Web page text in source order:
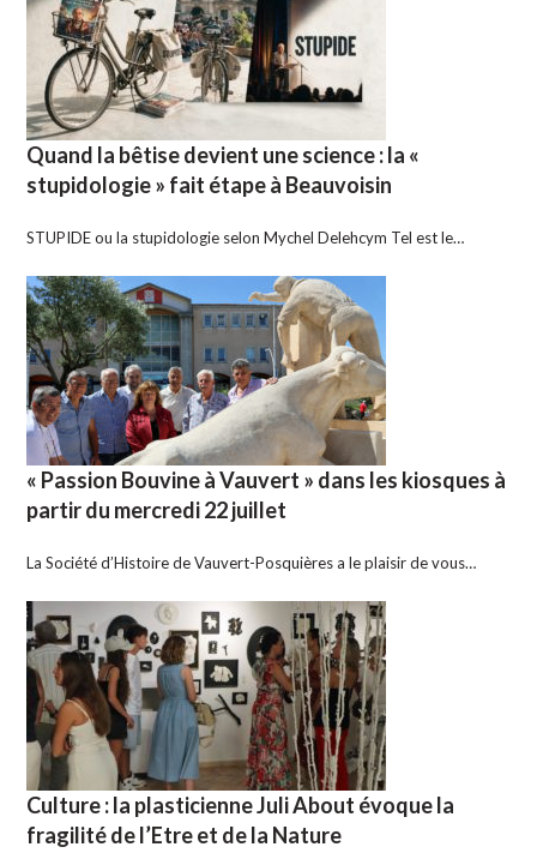
Quand la bêtise devient une science : la «
stupidologie » fait étape à Beauvoisin
STUPIDE ou la stupidologie selon Mychel Delehcym Tel est le…
« Passion Bouvine à Vauvert » dans les kiosques à
partir du mercredi 22 juillet
La Société d’Histoire de Vauvert-Posquières a le plaisir de vous…
Culture : la plasticienne Juli About évoque la
fragilité de l’Etre et de la Nature